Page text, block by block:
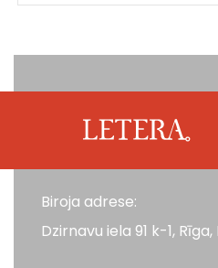
Biroja adrese:
Dzirnavu iela 91 k-1, Rīga,